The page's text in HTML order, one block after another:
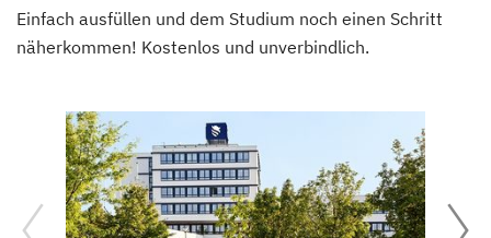
Einfach ausfüllen und dem Studium noch einen Schritt
näherkommen! Kostenlos und unverbindlich.